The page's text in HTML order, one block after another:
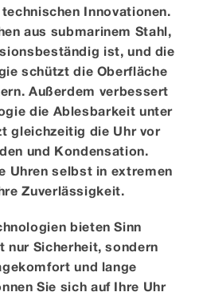
Innovationen.
aus submarinem Stahl,
ist, und die
schützt die Oberfläche
Außerdem verbessert
die Ablesbarkeit unter
gleichzeitig die Uhr vor
und Kondensation.
Uhren selbst in extremen
Zuverlässigkeit.
bieten Sinn
nur Sicherheit, sondern
und lange
Sie sich auf Ihre Uhr